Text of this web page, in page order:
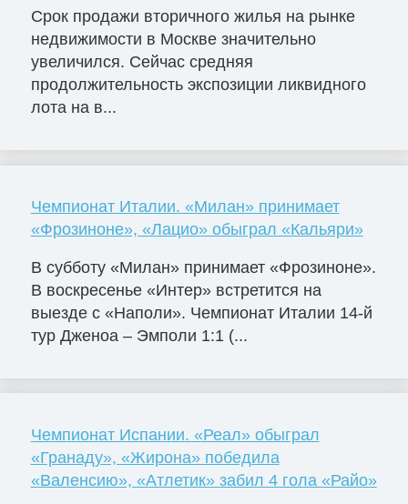
Срок продажи вторичного жилья на рынке
недвижимости в Москве значительно
увеличился. Сейчас средняя
продолжительность экспозиции ликвидного
лота на в...
Чемпионат Италии. «Милан» принимает
«Фрозиноне», «Лацио» обыграл «Кальяри»
В субботу «Милан» принимает «Фрозиноне».
В воскресенье «Интер» встретится на
выезде с «Наполи». Чемпионат Италии 14-й
тур Дженоа – Эмполи 1:1 (...
Чемпионат Испании. «Реал» обыграл
«Гранаду», «Жирона» победила
«Валенсию», «Атлетик» забил 4 гола «Райо»